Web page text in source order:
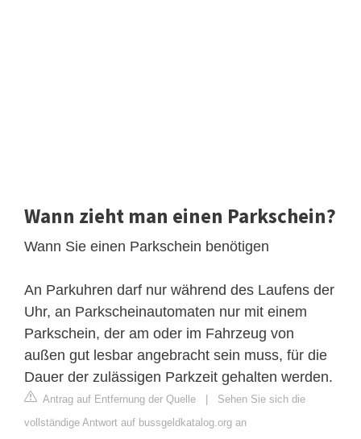
Wann zieht man einen Parkschein?
Wann Sie einen Parkschein benötigen
An Parkuhren darf nur während des Laufens der
Uhr, an Parkscheinautomaten nur mit einem
Parkschein, der am oder im Fahrzeug von
außen gut lesbar angebracht sein muss, für die
Dauer der zulässigen Parkzeit gehalten werden.
Antrag auf Entfernung der Quelle | Sehen Sie sich die
vollständige Antwort auf bussgeldkatalog.org an